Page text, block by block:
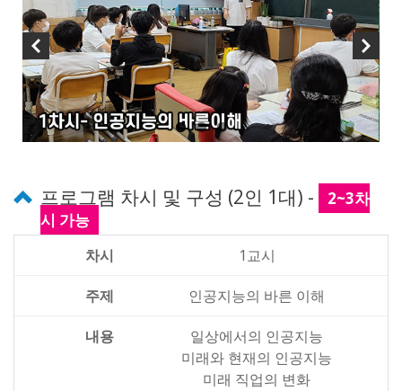
프로그램 차시 및 구성 (2인 1대) -
2~3차
시 가능
1교시
인공지능의 바른 이해
일상에서의 인공지능
미래와 현재의 인공지능
미래 직업의 변화